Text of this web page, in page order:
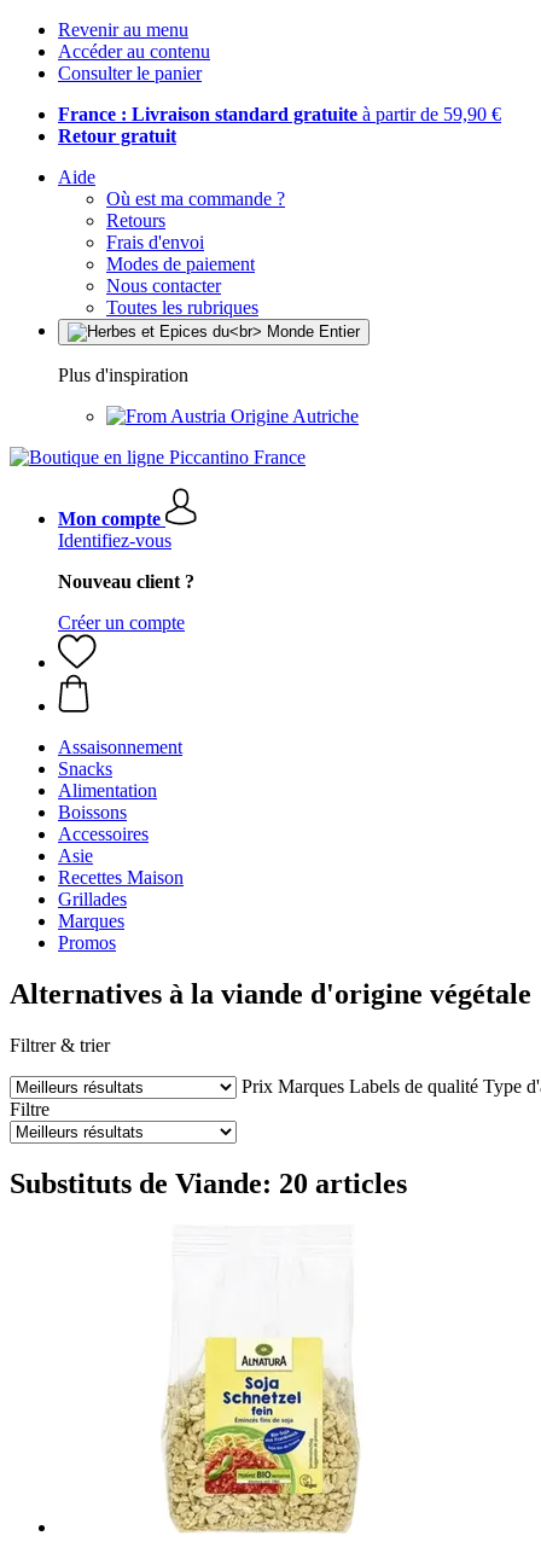
Revenir au menu
Accéder au contenu
Consulter le panier
France : Livraison standard gratuite à partir de 59,90 €
Retour gratuit
Aide
Où est ma commande ?
Retours
Frais d'envoi
Modes de paiement
Nous contacter
Toutes les rubriques
Plus d'inspiration
Origine Autriche
Mon compte
Identifiez-vous
Nouveau client ?
Créer un compte
Assaisonnement
Snacks
Alimentation
Boissons
Accessoires
Asie
Recettes Maison
Grillades
Marques
Promos
Alternatives à la viande d'origine végétale
Filtrer & trier
Prix Marques Labels de qualité Type
Filtre
Substituts de Viande: 20 articles